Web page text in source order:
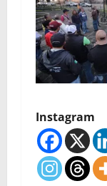
Instagram